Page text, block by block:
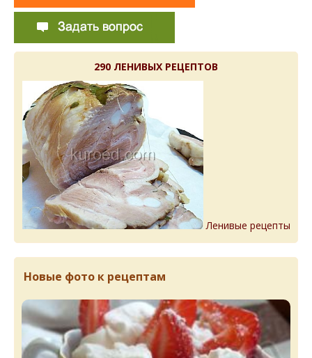
290 ЛЕНИВЫХ РЕЦЕПТОВ
Ленивые рецепты
Новые фото к рецептам